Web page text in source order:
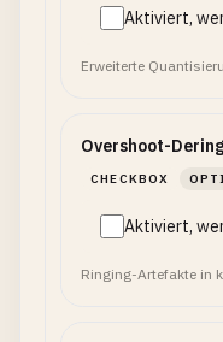
Aktiviert,
Erweiterte
Overshoot-
CHECKBOX
Aktiviert,
Ringing-Artefakte in